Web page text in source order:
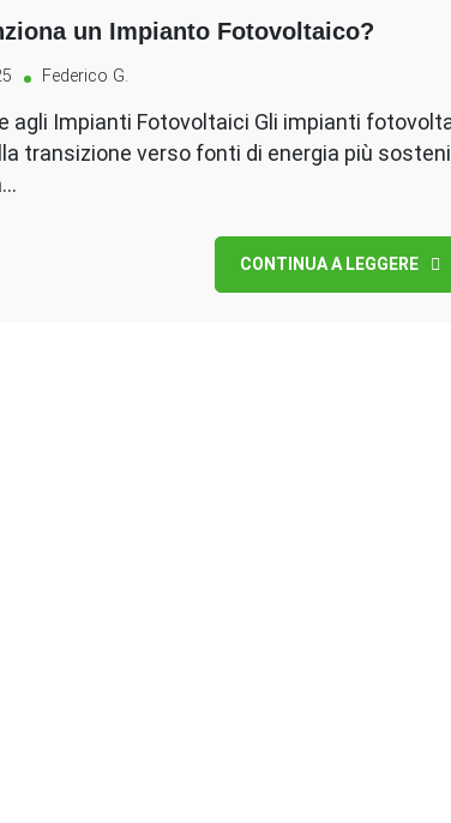
un Impianto Fotovoltaico?
Federico G.
agli Impianti Fotovoltaici Gli impianti
transizione verso fonti di energia più
CONTINUA A LEGGERE